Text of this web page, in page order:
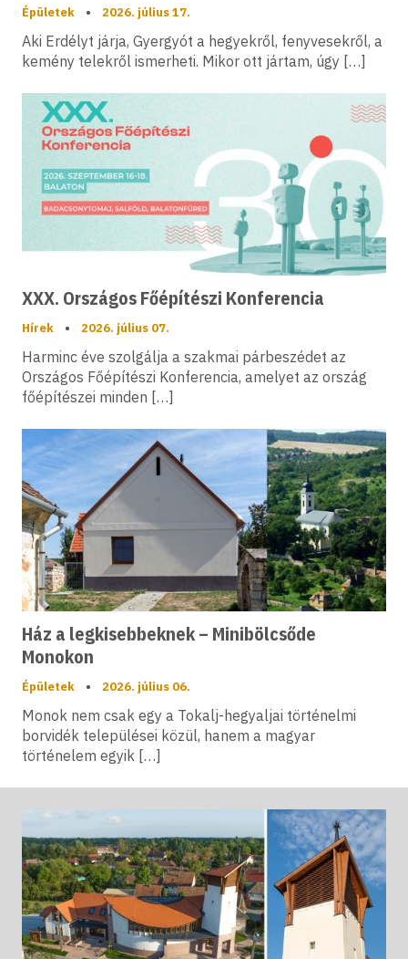
Épületek • 2026. július 17.
Aki Erdélyt járja, Gyergyót a hegyekről, fenyvesekről, a
kemény telekről ismerheti. Mikor ott jártam, úgy […]
XXX. Országos Főépítészi Konferencia
Hírek • 2026. július 07.
Harminc éve szolgálja a szakmai párbeszédet az
Országos Főépítészi Konferencia, amelyet az ország
főépítészei minden […]
Ház a legkisebbeknek – Minibölcsőde
Monokon
Épületek • 2026. július 06.
Monok nem csak egy a Tokalj-hegyaljai történelmi
borvidék települései közül, hanem a magyar
történelem egyik […]